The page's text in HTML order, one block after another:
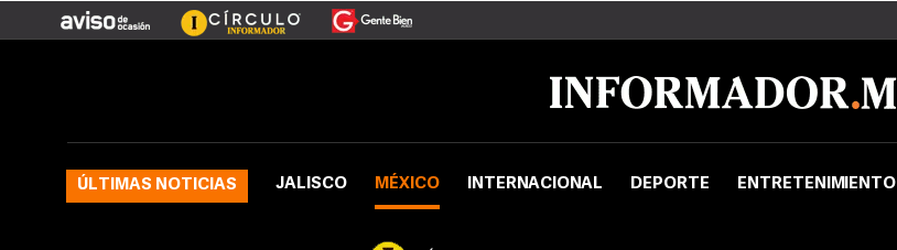
ÚLTIMAS NOTICIAS JALISCO MÉXICO INTERNACIONAL DEPORTE ENTRETENIMIENTO